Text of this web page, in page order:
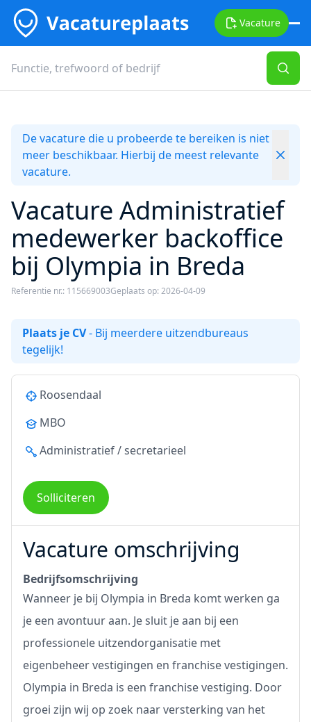
Vacature
De vacature die u probeerde te bereiken is niet
meer beschikbaar. Hierbij de meest relevante
vacature.
Vacature Administratief
medewerker backoffice
bij Olympia in Breda
Referentie nr.: 115669003Geplaats op: 2026-04-09
Plaats je CV- Bij meerdere uitzendbureaus
tegelijk!
Roosendaal
MBO
Administratief / secretarieel
Solliciteren
Vacature omschrijving
Bedrijfsomschrijving
Wanneer je bij Olympia in Breda komt werken ga
je een avontuur aan. Je sluit je aan bij een
professionele uitzendorganisatie met
eigenbeheer vestigingen en franchise vestigingen.
Olympia in Breda is een franchise vestiging. Door
groei zijn wij op zoek naar versterking van het